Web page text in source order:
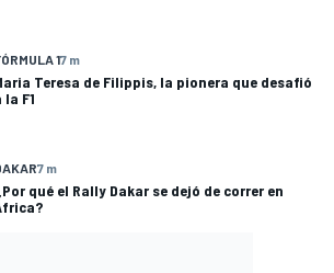
17 m
Teresa de Filippis, la pionera que desafió
la F1
7 m
qué el Rally Dakar se dejó de correr en